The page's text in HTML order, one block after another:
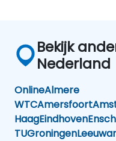
Bekijk
Nederland
OnlineAlmere
WTCAmersfoort
HaagEindhoven
TUGroningen